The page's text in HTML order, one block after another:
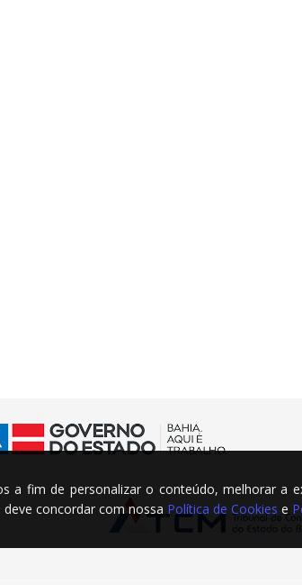
a fim de personalizar o conteúdo, melhorar a
concordar com nossa Política de Cookies e